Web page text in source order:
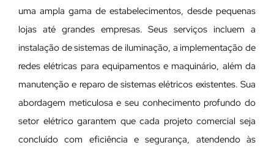
uma ampla gama de estabelecimentos, desde pequenas
lojas até grandes empresas. Seus serviços incluem a
instalação de sistemas de iluminação, a implementação de
redes elétricas para equipamentos e maquinário, além da
manutenção e reparo de sistemas elétricos existentes. Sua
abordagem meticulosa e seu conhecimento profundo do
setor elétrico garantem que cada projeto comercial seja
concluído com eficiência e segurança, atendendo às